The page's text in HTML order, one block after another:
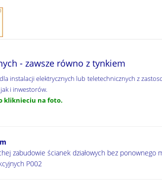
- zawsze równo z tynkiem
instalacji elektrycznych lub teletechnicznych z
i inwestorów.
kliknieciu na foto.
zabudowie ścianek działowych bez ponownego
P002